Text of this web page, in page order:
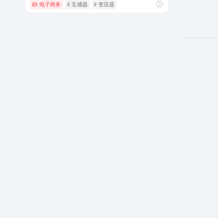
电子商务 # 互感器 # 变压器